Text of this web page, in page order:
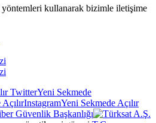
yöntemleri kullanarak bizimle iletişime
TwitterYeni Sekmede
InstagramYeni Sekmede Açılır